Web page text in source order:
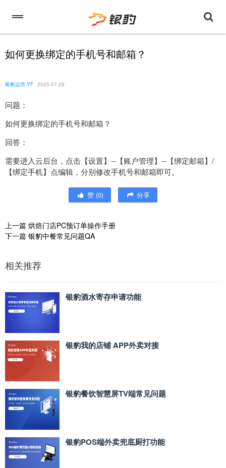
如何更换绑定的手机号和邮箱？
银豹运营-YF 2025-07-28
问题：
如何更换绑定的手机号和邮箱？
回答：
需要进入云后台，点击【设置】--【账户管理】--【绑定邮箱】/
【绑定手机】点编辑，分别修改手机号和邮箱即可。
赞 (0) 分享
上一篇 烘焙门店PC预订单操作手册
下一篇 银豹中餐常见问题QA
相关推荐
银豹酒水寄存申请功能
银豹我的店铺 APP外卖对接
银豹餐饮智慧屏TV端常见问题
银豹POS端外卖兜底厨打功能